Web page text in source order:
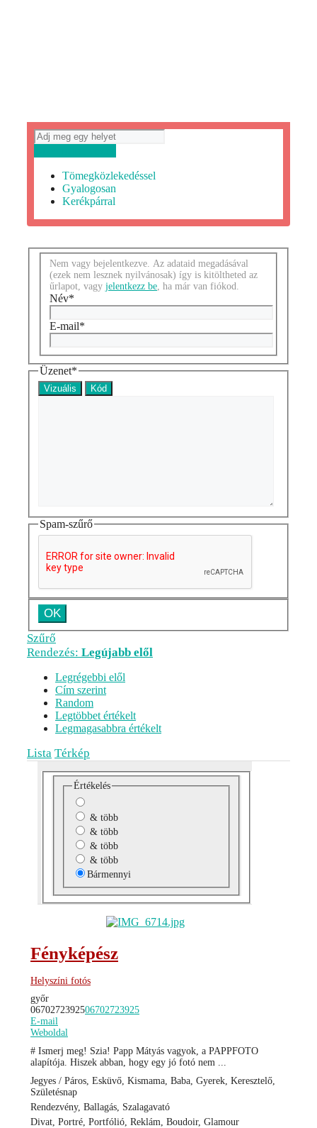
Tömegközlekedéssel
Gyalogosan
Kerékpárral
Nem vagy bejelentkezve. Az adataid megadásával
(ezek nem lesznek nyilvánosak) így is kitöltheted az
űrlapot, vagy jelentkezz be , ha már van fiókod.
Név*
E-mail*
Üzenet*
Vizuális Kód
Spam-szűrő
Szűrő
Rendezés: Legújabb elől
Legrégebbi elől
Cím szerint
Random
Legtöbbet értékelt
Legmagasabbra értékelt
Lista Térkép
Értékelés
& több
& több
& több
& több
Bármennyi
Fényképész
Helyszíni fotós
győr
0670272392506702723925
E-mail
Weboldal
# Ismerj meg! Szia! Papp Mátyás vagyok, a PAPPFOTO
alapítója. Hiszek abban, hogy egy jó fotó nem ...
Jegyes / Páros, Esküvő, Kismama, Baba, Gyerek, Keresztelő,
Születésnap
Rendezvény, Ballagás, Szalagavató
Divat, Portré, Portfólió, Reklám, Boudoir, Glamour